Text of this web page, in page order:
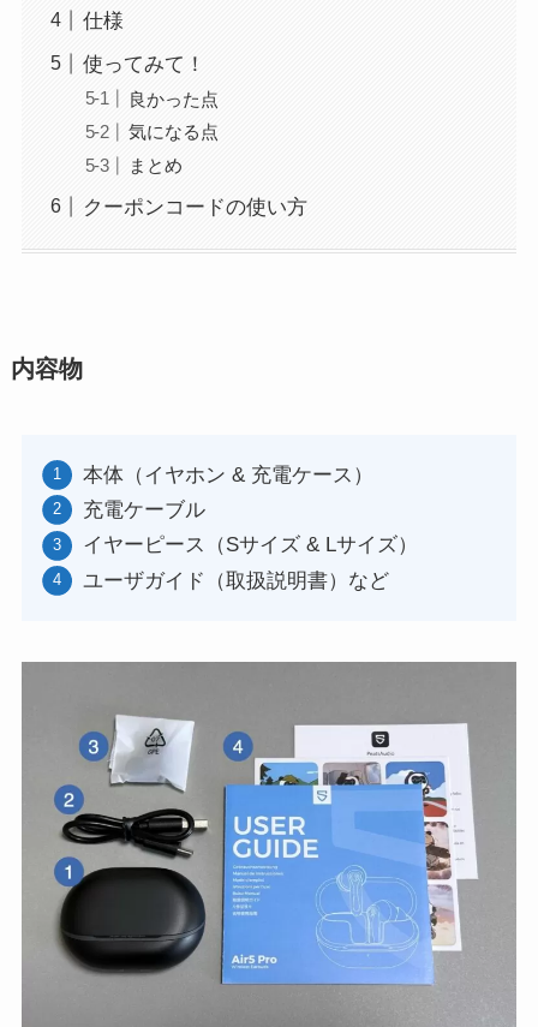
仕様
使ってみて！
良かった点
気になる点
まとめ
クーポンコードの使い方
内容物
本体（イヤホン & 充電ケース）
充電ケーブル
イヤーピース（Sサイズ & Lサイズ）
ユーザガイド（取扱説明書）など